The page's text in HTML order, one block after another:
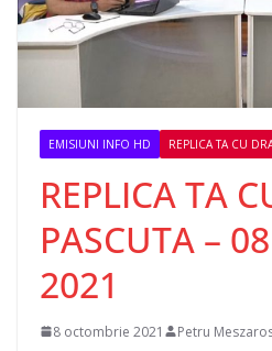
EMISIUNI INFO HD REPLICA TA CU
REPLICA TA
PASCUTA –
2021
8 octombrie 2021 Petru